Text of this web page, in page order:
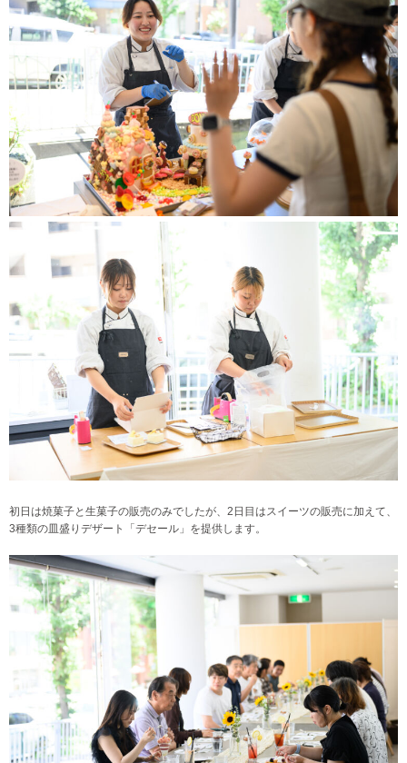
初日は焼菓子と生菓子の販売のみでしたが、2日目はスイーツの販売に加えて、
3種類の皿盛りデザート「デセール」を提供します。